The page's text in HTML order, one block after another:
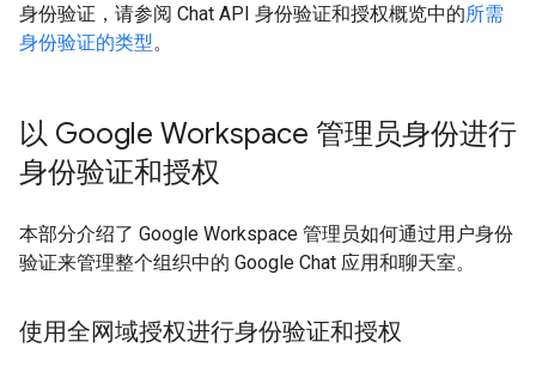
身份验证，请参阅 Chat API 身份验证和授权概览中的所需
身份验证的类型。
以 Google Workspace 管理员身份进行
身份验证和授权
本部分介绍了 Google Workspace 管理员如何通过用户身份
验证来管理整个组织中的 Google Chat 应用和聊天室。
使用全网域授权进行身份验证和授权